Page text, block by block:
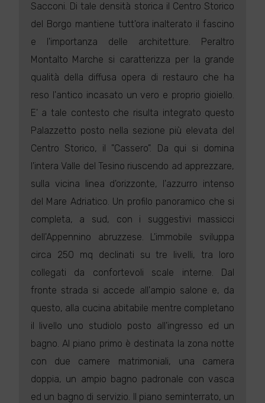
Sacconi. Di tale densità storica il Centro Storico
del Borgo mantiene tutt'ora inalterato il fascino
e l'importanza delle architetture. Peraltro
Montalto Marche si caratterizza per la grande
qualità della diffusa opera di restauro che ha
reso l'antico incasato un vero e proprio gioiello.
E' a tale contesto che risulta integrato questo
Palazzetto posto nella sezione più elevata del
Centro Storico, il "Cassero". Da qui si domina
l'intera Valle del Tesino riuscendo ad apprezzare,
sulla vicina linea d'orizzonte, l'azzurro intenso
del Mare Adriatico. Un profilo panoramico che si
completa, a sud, con i suggestivi massicci
dell'Appennino abruzzese. L'immobile sviluppa
circa 250 mq declinati su tre livelli, tra loro
collegati da confortevoli scale interne. Dal
fronte strada si accede all'ampio salone e, da
questo, alla cucina abitabile mentre completano
il livello uno studiolo posto all'ingresso ed un
bagno. Al piano primo è destinata la zona notte
con due camere matrimoniali, una camera
doppia, un ampio bagno padronale con vasca
ed un bagno di servizio. Il piano seminterrato, un